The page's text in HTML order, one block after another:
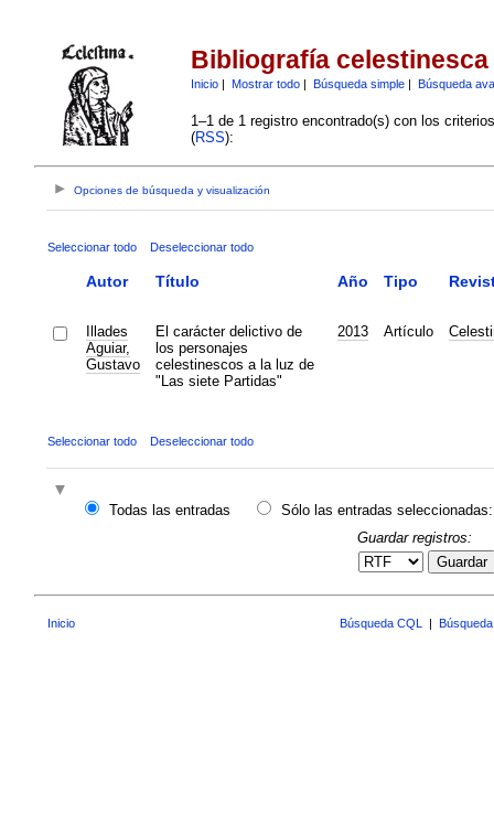
Bibliografía celestinesca
Inicio| Mostrar todo| Búsqueda simple| Búsqueda
1–1 de 1 registro encontrado(s) con los
(RSS):
Opciones de búsqueda y visualización
Seleccionar todo Deseleccionar todo
Autor Título Año Tipo
Illades
Aguiar,
Gustavo
El carácter delictivo de
los personajes
celestinescos a la luz de
"Las siete Partidas"
2013 Artículo
Seleccionar todo Deseleccionar todo
Todas las entradas
Sólo las entradas seleccionadas:
Guardar registros:
Guardar
Inicio Búsqueda CQL